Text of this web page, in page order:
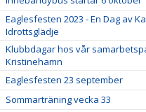
Eaglesfesten 2023 - En Dag av
Idrottsglädje
Klubbdagar hos vår
Kristinehamn
Eaglesfesten 23 september
Sommarträning vecka 33